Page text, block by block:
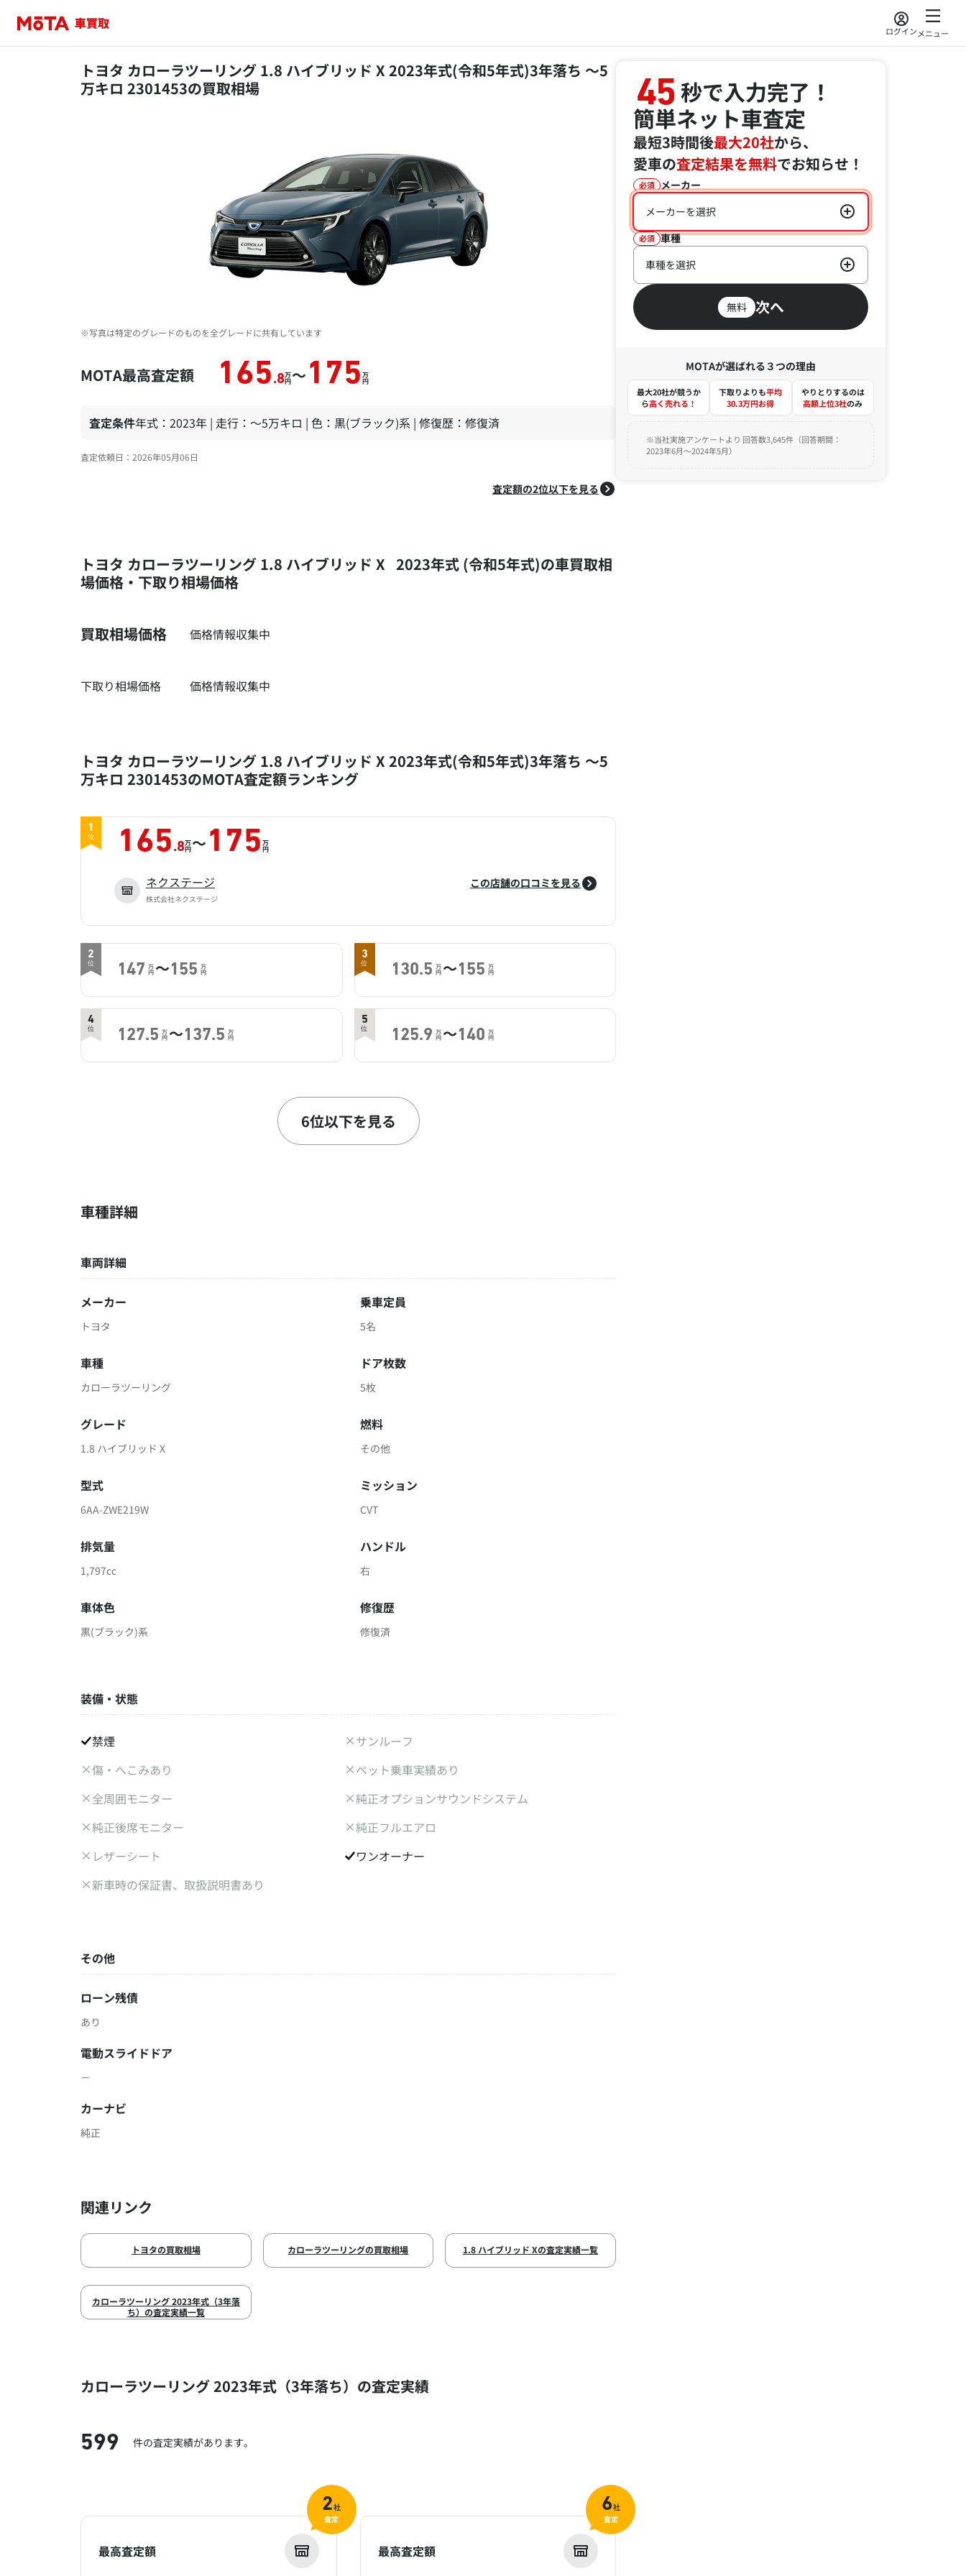
ログインメニュー
トヨタ カローラツーリング 1.8 ハイブリッド X 2023年式(令和5年式)3年落ち ～5
万キロ 2301453の買取相場
※写真は特定のグレードのものを全グレードに共有しています
MOTA最高査定額 165 .8万
円～ 175 万
円
査定条件年式：2023年 | 走行：～5万キロ | 色：黒(ブラック)系 | 修復歴：修復済
査定依頼日：2026年05月06日
査定額の2位以下を見る
トヨタ カローラツーリング 1.8 ハイブリッド X 2023年式 (令和5年式)の車買取相
場価格・下取り相場価格
買取相場価格 価格情報収集中
下取り相場価格 価格情報収集中
トヨタ カローラツーリング 1.8 ハイブリッド X 2023年式(令和5年式)3年落ち ～5
万キロ 2301453のMOTA査定額ランキング
1
位 165 .8万
円～ 175 万
円
ネクステージ
株式会社ネクステージ
この店舗の口コミを見る
2
位 147 万
円 ～155 万
円
3
位 130.5 万
円 ～155 万
円
4
位 127.5 万
円 ～137.5 万
円
5
位 125.9 万
円 ～140 万
円
6位以下を見る
車種詳細
車両詳細
メーカー
トヨタ
乗車定員
5名
車種
カローラツーリング
ドア枚数
5枚
グレード
1.8 ハイブリッド X
燃料
その他
型式
6AA-ZWE219W
ミッション
CVT
排気量
1,797cc
ハンドル
右
車体色
黒(ブラック)系
修復歴
修復済
装備・状態
禁煙
サンルーフ
傷・へこみあり
ペット乗車実績あり
全周囲モニター
純正オプションサウンドシステム
純正後席モニター
純正フルエアロ
レザーシート
ワンオーナー
新車時の保証書、取扱説明書あり
その他
ローン残債
あり
電動スライドドア
－
カーナビ
純正
関連リンク
トヨタの買取相場 カローラツーリングの買取相場 1.8 ハイブリッド Xの査定実績一覧
カローラツーリング 2023年式（3年落
ち）の査定実績一覧
カローラツーリング 2023年式（3年落ち）の査定実績
599 件の査定実績があります。
最高査定額
2社
査定
最高査定額
6社
査定
45秒で入力完了！
簡単ネット車査定
最短3時間後最大20社から、
愛車の査定結果を無料でお知らせ！
必須 メーカー
メーカーを選択
必須 車種
車種を選択
無料 次へ
MOTAが選ばれる３つの理由
最大20社が競うか
ら高く売れる！
下取りよりも平均
30.3万円お得
やりとりするのは
高額上位3社のみ
※当社実施アンケートより 回答数3,645件（回答期間：
2023年6月～2024年5月）